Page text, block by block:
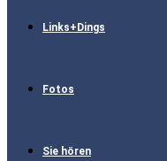
Links+Dings
Fotos
Sie hören